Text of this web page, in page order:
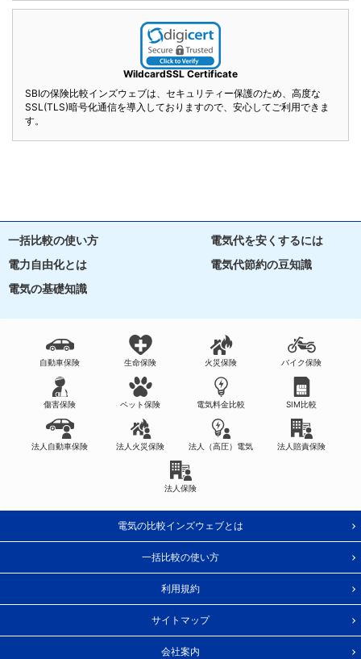
WildcardSSL Certificate
SBIの保険比較インズウェブは、セキュリティー保護のため、高度な
SSL(TLS)暗号化通信を導入しておりますので、安心してご利用できま
す。
一括比較の使い方
電気代を安くするには
電力自由化とは
電気代節約の豆知識
電気の基礎知識
自動車保険 生命保険 火災保険 バイク保険
傷害保険 ペット保険 電気料金比較 SIM比較
法人自動車保険 法人火災保険 法人（高圧）電気 法人賠責保険
法人保険
電気の比較インズウェブとは
一括比較の使い方
利用規約
サイトマップ
会社案内